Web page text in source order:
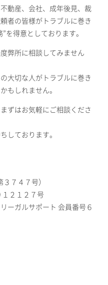
動産、会社、成年後見、裁
者の皆様がトラブルに巻き
を得意としております。
弊所に相談してみません
大切な人がトラブルに巻き
もしれません。
ずはお気軽にご相談くださ
しております。
７４７号）
２１２７号
ーガルサポート 会員番号６